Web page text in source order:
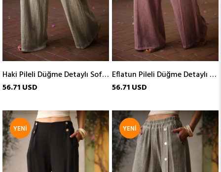
Haki Pileli Düğme Detaylı Soft Keten Pantolon
56.71 USD
Eflatun Pileli Düğme Detaylı Soft Keten Pantolon
56.71 USD
YENI
ÜRÜN
YENI
ÜRÜN